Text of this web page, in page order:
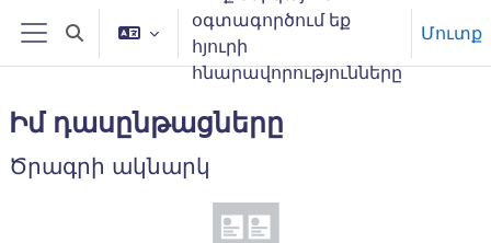
Բաց թողնել հիմնական բովանդակությունը
Side panel
Toggle search input
օգտագործում եք
հյուրի
հնարավորությունները
Մուտք
Իմ դասընթացները
Main content blocks
Բաց թողնել Ծրագրի ակնարկ
Ծրագրի ակնարկ